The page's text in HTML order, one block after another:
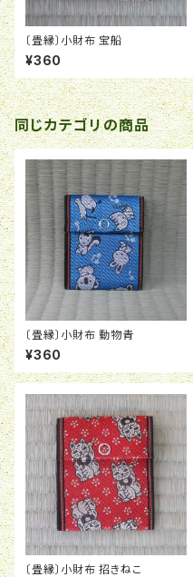
〔畳縁〕小財布 宝船
¥360
同じカテゴリの商品
〔畳縁〕小財布 動物青
¥360
〔畳縁〕小財布 招きねこ